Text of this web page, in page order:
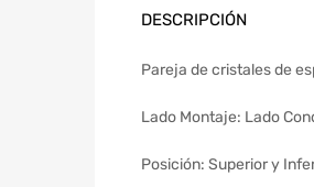
DESCRIPCIÓN
Pareja de cristales de
Lado Montaje: Lado
Posición: Superior y